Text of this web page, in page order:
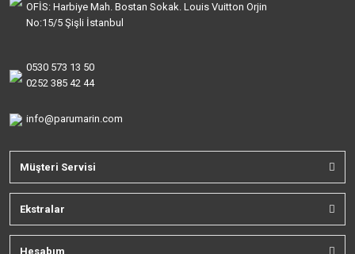
OFİS: Harbiye Mah. Bostan Sokak. Louis Vuitton Orjin
No:15/5 Şişli İstanbul
0530 573 13 50
0252 385 42 44
info@parumarin.com
Müşteri Servisi
Ekstralar
Hesabım